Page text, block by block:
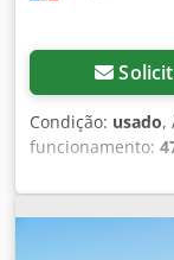
Condição: usado,
funcionamento:
Carregadora de
França 🚛
nossa
transporte! 💰